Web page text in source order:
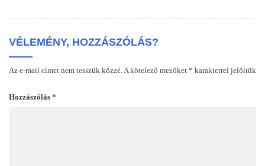
VÉLEMÉNY, HOZZÁSZÓLÁS?
Az e-mail címet nem tesszük közzé.A kötelező mezőket * karakterrel jelöltük
Hozzászólás *